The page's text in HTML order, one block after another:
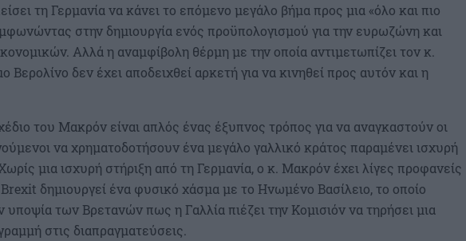
τη Γερμανία να κάνει το επόμενο μεγάλο βήμα προς μια «όλο και πιο
στην δημιουργία ενός προϋπολογισμού για την ευρωζώνη και
Αλλά η αναμφίβολη θέρμη με την οποία αντιμετωπίζει τον κ.
Βερολίνο δεν έχει αποδειχθεί αρκετή για να κινηθεί προς αυτόν και η
του Μακρόν είναι απλός ένας έξυπνος τρόπος για να αναγκαστούν οι
να χρηματοδοτήσουν ένα μεγάλο γαλλικό κράτος παραμένει ισχυρή
μια ισχυρή στήριξη από τη Γερμανία, ο κ. Μακρόν έχει λίγες προφανείς
δημιουργεί ένα φυσικό χάσμα με το Ηνωμένο Βασίλειο, το οποίο
υποψία των Βρετανών πως η Γαλλία πιέζει την Κομισιόν να τηρήσει μια
στις διαπραγματεύσεις.